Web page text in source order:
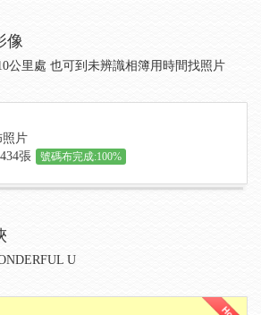
像
公里處 也可到未辨識相簿用時間找照片
照片
張
號碼布完成:100%
U